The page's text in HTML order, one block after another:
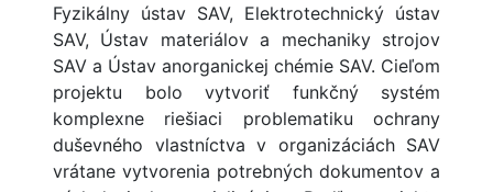
Fyzikálny ústav SAV, Elektrotechnický ústav
SAV, Ústav materiálov a mechaniky strojov
SAV a Ústav anorganickej chémie SAV. Cieľom
projektu bolo vytvoriť funkčný systém
komplexne riešiaci problematiku ochrany
duševného vlastníctva v organizáciách SAV
vrátane vytvorenia potrebných dokumentov a